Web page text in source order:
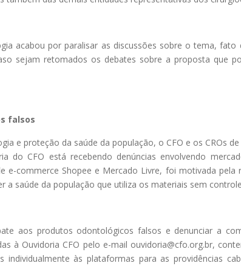
acabou por paralisar as discussões sobre o tema,
sejam retomados os debates sobre a proposta que
falsos
e proteção da saúde da população, o CFO e os CROs
do CFO está recebendo denúncias envolvendo
e-commerce Shopee e Mercado Livre, foi motivada
saúde da população que utiliza os materiais sem
aos produtos odontológicos falsos e denunciar a
à Ouvidoria CFO pelo e-mail ouvidoria@cfo.org.br,
individualmente às plataformas para as providências